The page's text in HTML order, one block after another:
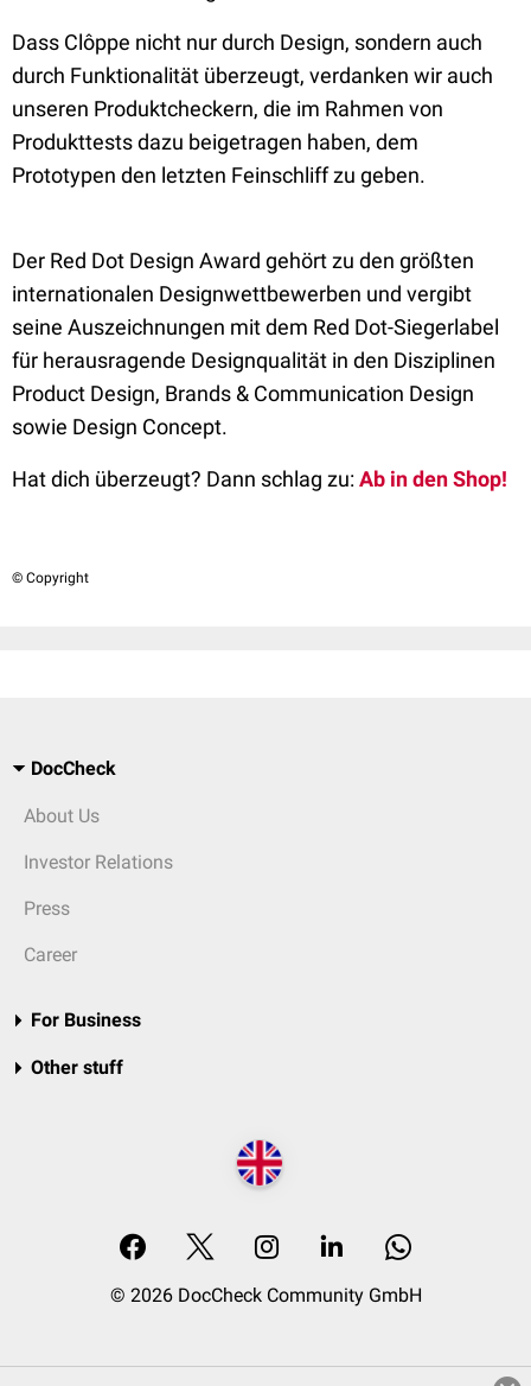
Dass Clôppe nicht nur durch Design, sondern auch
durch Funktionalität überzeugt, verdanken wir auch
unseren Produktcheckern, die im Rahmen von
Produkttests dazu beigetragen haben, dem
Prototypen den letzten Feinschliff zu geben.
Der Red Dot Design Award gehört zu den größten
internationalen Designwettbewerben und vergibt
seine Auszeichnungen mit dem Red Dot-Siegerlabel
für herausragende Designqualität in den Disziplinen
Product Design, Brands & Communication Design
sowie Design Concept.
Hat dich überzeugt? Dann schlag zu:Ab in den Shop!
© Copyright
DocCheck
About Us
Investor Relations
Press
Career
For Business
Other stuff
© 2026 DocCheck Community GmbH